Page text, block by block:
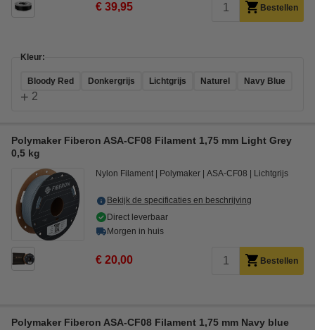
€ 39,95 Bestellen
Kleur:
Bloody Red Donkergrijs Lichtgrijs Naturel Navy Blue
+ 2
Polymaker Fiberon ASA-CF08 Filament 1,75 mm Light Grey
0,5 kg
Nylon Filament Polymaker ASA-CF08 Lichtgrijs
Bekijk de specificaties en beschrijving
Direct leverbaar
Morgen in huis
€ 20,00 Bestellen
Polymaker Fiberon ASA-CF08 Filament 1,75 mm Navy blue